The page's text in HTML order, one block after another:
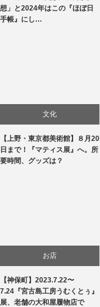
想」と2024年はこの『ほぼ日
手帳』にし…
文化
美術展・美術館・博物館巡り
【上野・東京都美術館】８月20
日まで！『マティス展』へ。所
要時間、グッズは？
お店
商品紹介
【神保町】2023.7.22〜
7.24『宮古島工房うむくとぅ』
展、老舗の大和屋履物店で